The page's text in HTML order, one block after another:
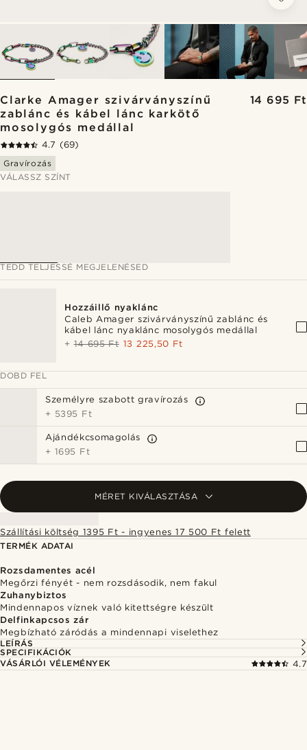
Clarke Amager szivárványszínű
zablánc és kábel lánc karkötő
mosolygós medállal
14 695 Ft
4.7 (69)
Gravírozás
VÁLASSZ SZÍNT
TEDD TELJESSÉ MEGJELENÉSED
Hozzáillő nyaklánc
Caleb Amager szivárványszínű zablánc és
kábel lánc nyaklánc mosolygós medállal
+14 695 Ft 13 225,50 Ft
DOBD FEL
Személyre szabott gravírozás
+ 5395 Ft
Ajándékcsomagolás
+ 1695 Ft
MÉRET KIVÁLASZTÁSA
Szállítási költség 1395 Ft - ingyenes 17 500 Ft felett
TERMÉK ADATAI
Rozsdamentes acél
Megőrzi fényét - nem rozsdásodik, nem fakul
Zuhanybiztos
Mindennapos víznek való kitettségre készült
Delfinkapcsos zár
Megbízható záródás a mindennapi viselethez
LEÍRÁS
SPECIFIKÁCIÓK
VÁSÁRLÓI VÉLEMÉNYEK
4.7